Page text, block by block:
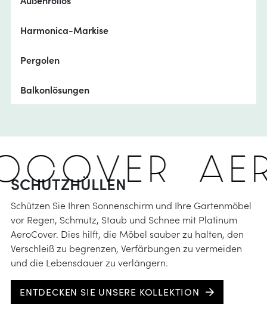
Harmonica-Markise
Pergolen
Balkonlösungen
SCHUTZHÜLLEN
Schützen Sie Ihren Sonnenschirm und Ihre Gartenmöbel
vor Regen, Schmutz, Staub und Schnee mit Platinum
AeroCover. Dies hilft, die Möbel sauber zu halten, den
Verschleiß zu begrenzen, Verfärbungen zu vermeiden
und die Lebensdauer zu verlängern.
ENTDECKEN SIE UNSERE KOLLEKTION